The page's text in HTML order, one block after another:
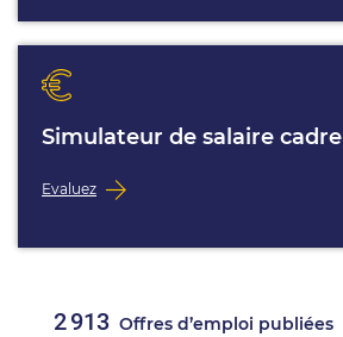
Simulateur de salaire cadre
Evaluez
2 913 Offres d’emploi publiées